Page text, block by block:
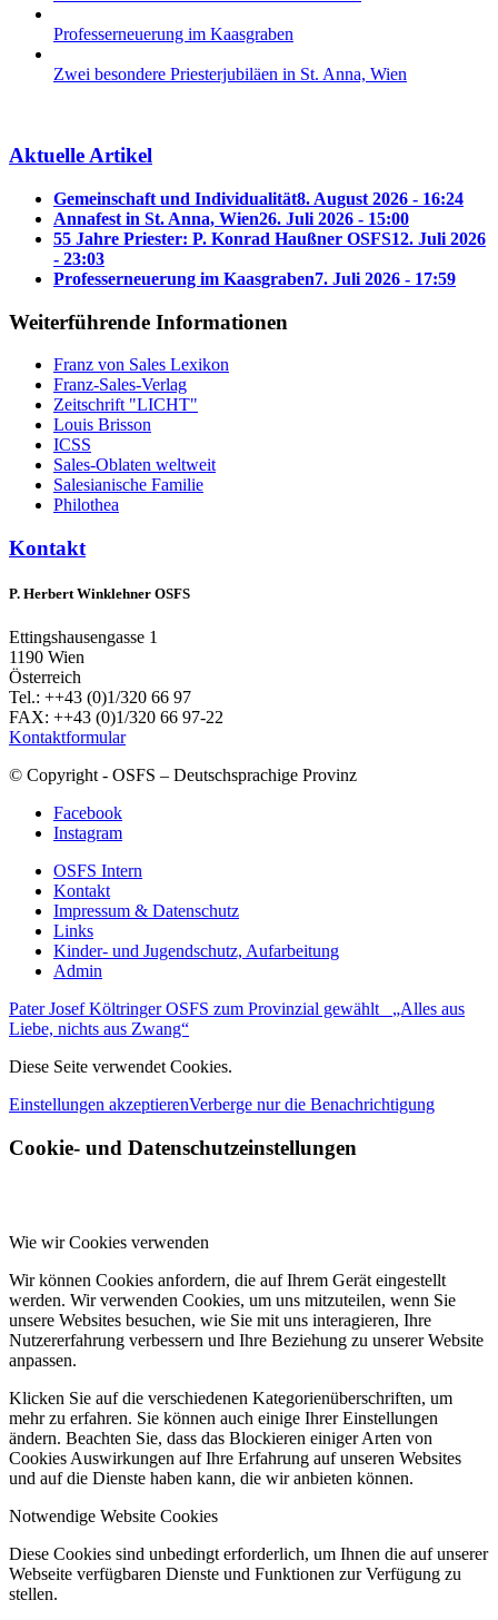
Professerneuerung im Kaasgraben
Zwei besondere Priesterjubiläen in St. Anna, Wien
Aktuelle Artikel
Gemeinschaft und Individualität8. August 2026 - 16:24
Annafest in St. Anna, Wien26. Juli 2026 - 15:00
55 Jahre Priester: P. Konrad Haußner OSFS12. Juli 2026
- 23:03
Professerneuerung im Kaasgraben7. Juli 2026 - 17:59
Weiterführende Informationen
Franz von Sales Lexikon
Franz-Sales-Verlag
Zeitschrift "LICHT"
Louis Brisson
ICSS
Sales-Oblaten weltweit
Salesianische Familie
Philothea
Kontakt
P. Herbert Winklehner OSFS
Ettingshausengasse 1
1190 Wien
Österreich
Tel.: ++43 (0)1/320 66 97
FAX: ++43 (0)1/320 66 97-22
Kontaktformular
© Copyright - OSFS – Deutschsprachige Provinz
Facebook
Instagram
OSFS Intern
Kontakt
Impressum & Datenschutz
Links
Kinder- und Jugendschutz, Aufarbeitung
Admin
Pater Josef Költringer OSFS zum Provinzial gewählt
„Alles aus
Liebe, nichts aus Zwang“
Diese Seite verwendet Cookies.
Einstellungen akzeptierenVerberge nur die Benachrichtigung
Cookie- und Datenschutzeinstellungen
Wie wir Cookies verwenden
Wir können Cookies anfordern, die auf Ihrem Gerät eingestellt
werden. Wir verwenden Cookies, um uns mitzuteilen, wenn Sie
unsere Websites besuchen, wie Sie mit uns interagieren, Ihre
Nutzererfahrung verbessern und Ihre Beziehung zu unserer Website
anpassen.
Klicken Sie auf die verschiedenen Kategorienüberschriften, um
mehr zu erfahren. Sie können auch einige Ihrer Einstellungen
ändern. Beachten Sie, dass das Blockieren einiger Arten von
Cookies Auswirkungen auf Ihre Erfahrung auf unseren Websites
und auf die Dienste haben kann, die wir anbieten können.
Notwendige Website Cookies
Diese Cookies sind unbedingt erforderlich, um Ihnen die auf unserer
Webseite verfügbaren Dienste und Funktionen zur Verfügung zu
stellen.